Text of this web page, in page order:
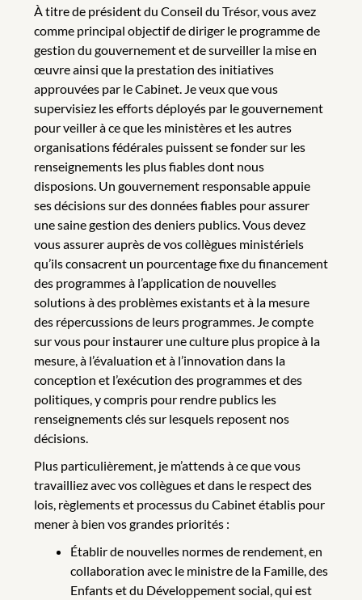
À titre de président du Conseil du Trésor, vous avez
comme principal objectif de diriger le programme de
gestion du gouvernement et de surveiller la mise en
œuvre ainsi que la prestation des initiatives
approuvées par le Cabinet. Je veux que vous
supervisiez les efforts déployés par le gouvernement
pour veiller à ce que les ministères et les autres
organisations fédérales puissent se fonder sur les
renseignements les plus fiables dont nous
disposions. Un gouvernement responsable appuie
ses décisions sur des données fiables pour assurer
une saine gestion des deniers publics. Vous devez
vous assurer auprès de vos collègues ministériels
qu’ils consacrent un pourcentage fixe du financement
des programmes à l’application de nouvelles
solutions à des problèmes existants et à la mesure
des répercussions de leurs programmes. Je compte
sur vous pour instaurer une culture plus propice à la
mesure, à l’évaluation et à l’innovation dans la
conception et l’exécution des programmes et des
politiques, y compris pour rendre publics les
renseignements clés sur lesquels reposent nos
décisions.
Plus particulièrement, je m’attends à ce que vous
travailliez avec vos collègues et dans le respect des
lois, règlements et processus du Cabinet établis pour
mener à bien vos grandes priorités :
Établir de nouvelles normes de rendement, en
collaboration avec le ministre de la Famille, des
Enfants et du Développement social, qui est